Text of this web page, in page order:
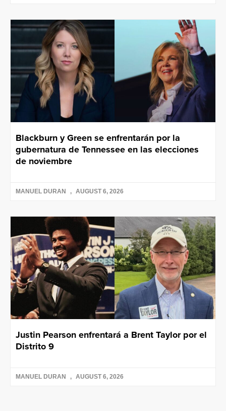
Blackburn y Green se enfrentarán por la
gubernatura de Tennessee en las elecciones
de noviembre
MANUEL DURAN AUGUST 6, 2026
Justin Pearson enfrentará a Brent Taylor por el
Distrito 9
MANUEL DURAN AUGUST 6, 2026